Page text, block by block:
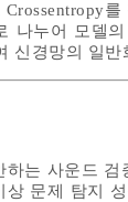
Crossentropy
나누어 모델
신경망의 일반
하는 사운드
상 문제 탐지